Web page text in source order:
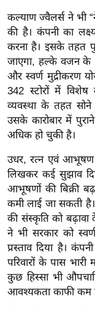
त
ऑ
टो
व
र्ल्ड
न्यू
ज
ब्री
फ
म
नो
रं
ज
न
ज
ग
त
कल्याण ज्वैलर्स ने भी
की है। कंपनी का
करना है। इसके तहत
जाएगा, हल्के वजन के
और स्वर्ण मुद्रीकरण
342 स्टोरों में विशेष
व्यवस्था के तहत
उसके कारोबार में
अधिक हो चुकी है।
उधर, रत्न एवं आभूषण
लिखकर कई सुझाव
आभूषणों की बिक्री
कमी लाई जा सकती
की संस्कृति को बढ़ावा
ने भी सरकार को
प्रस्ताव दिया है।
परिवारों के पास भारी
कुछ हिस्सा भी
आवश्यकता काफी कम